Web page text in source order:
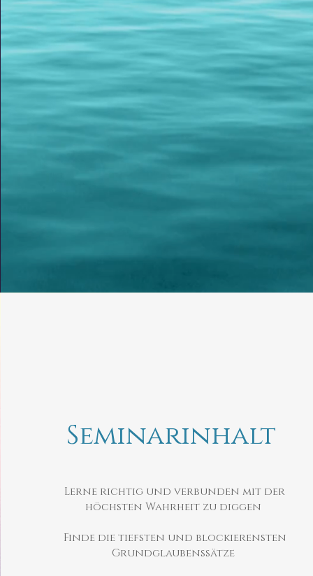
Seminarinhalt
Lerne richtig und verbunden mit der
höchsten Wahrheit zu diggen
Finde die tiefsten und blockierensten
Grundglaubenssätze